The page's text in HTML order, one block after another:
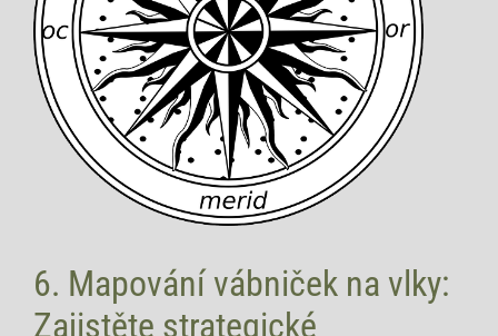
6. Mapování vábniček na vlky:
Zajistěte strategické